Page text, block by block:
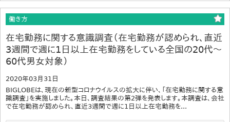
働き方
在宅勤務に関する意識調査（在宅勤務が認められ、直近
3週間で週に1日以上在宅勤務をしている全国の20代～
60代男女対象）
2020年03月31日
BIGLOBEは、現在の新型コロナウイルスの拡大に伴い、「在宅勤務に関する意
識調査」を実施しました。本日、調査結果の第2弾を発表します。本調査は、会社
で在宅勤務が認められ、直近3週間で週に1日以上在宅勤務を...